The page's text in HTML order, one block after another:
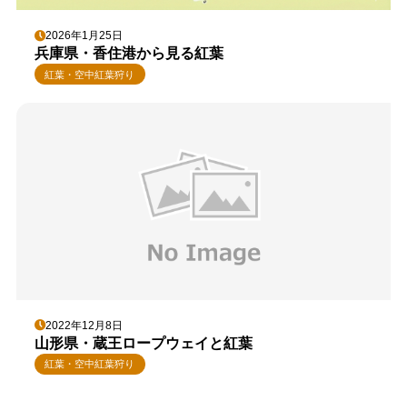
2026年1月25日
兵庫県・香住港から見る紅葉
紅葉・空中紅葉狩り
2022年12月8日
山形県・蔵王ロープウェイと紅葉
紅葉・空中紅葉狩り